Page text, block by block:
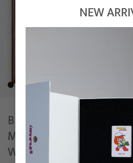
NEW
BE PROUD OF YOUR
MATTER IF IT COMES
WRONG.